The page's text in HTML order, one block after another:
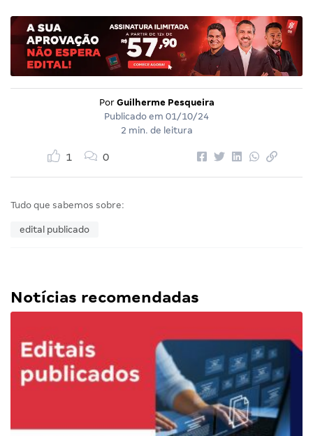
Por Guilherme Pesqueira
Publicado em 01/10/24
2 min. de leitura
1 0
Tudo que sabemos sobre:
edital publicado
Notícias recomendadas